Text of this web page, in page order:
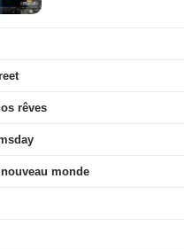
rêves
monde